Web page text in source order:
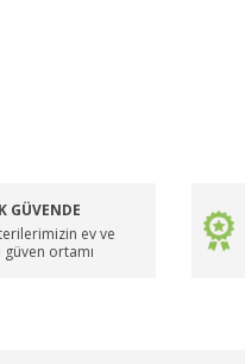
GÜVENDE
ev ve
ortamı